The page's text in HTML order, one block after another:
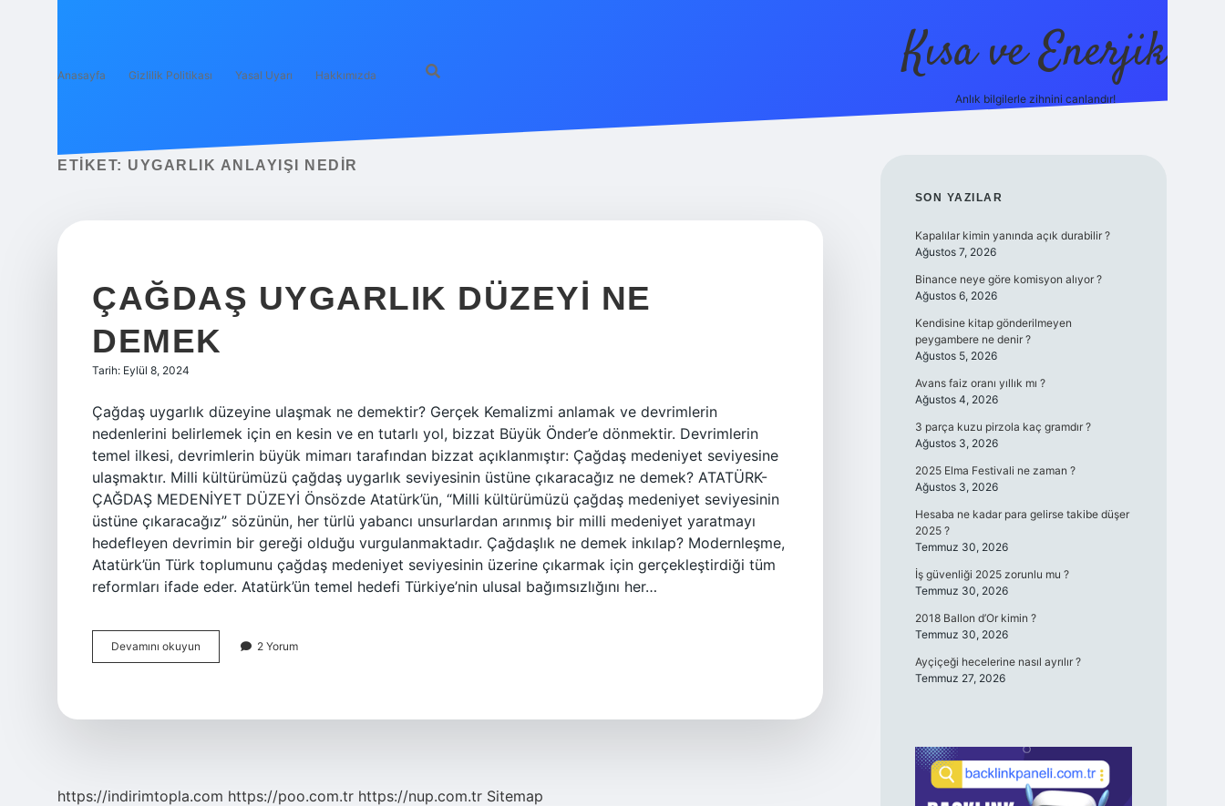
Anasayfa Gizlilik Politikası Yasal Uyarı Hakkımızda Kısa ve Enerjik
Anlık bilgilerle zihnini canlandır!
ETIKET: UYGARLIK ANLAYIŞI NEDIR
ÇAĞDAŞ UYGARLIK DÜZEYI NE
DEMEK
Tarih: Eylül 8, 2024
Çağdaş uygarlık düzeyine ulaşmak ne demektir? Gerçek Kemalizmi anlamak ve devrimlerin
nedenlerini belirlemek için en kesin ve en tutarlı yol, bizzat Büyük Önder’e dönmektir. Devrimlerin
temel ilkesi, devrimlerin büyük mimarı tarafından bizzat açıklanmıştır: Çağdaş medeniyet seviyesine
ulaşmaktır. Milli kültürümüzü çağdaş uygarlık seviyesinin üstüne çıkaracağız ne demek? ATATÜRK-
ÇAĞDAŞ MEDENİYET DÜZEYİ Önsözde Atatürk’ün, “Milli kültürümüzü çağdaş medeniyet seviyesinin
üstüne çıkaracağız” sözünün, her türlü yabancı unsurlardan arınmış bir milli medeniyet yaratmayı
hedefleyen devrimin bir gereği olduğu vurgulanmaktadır. Çağdaşlık ne demek inkılap? Modernleşme,
Atatürk’ün Türk toplumunu çağdaş medeniyet seviyesinin üzerine çıkarmak için gerçekleştirdiği tüm
reformları ifade eder. Atatürk’ün temel hedefi Türkiye’nin ulusal bağımsızlığını her…
Devamını okuyun
Uygarlık
2 Yorum
https://indirimtopla.com https://poo.com.tr https://nup.com.tr Sitemap
SIDEBAR
SON YAZILAR
Kapalılar kimin yanında açık durabilir ?
Ağustos 7, 2026
Binance neye göre komisyon alıyor ?
Ağustos 6, 2026
Kendisine kitap gönderilmeyen
peygambere ne denir ?
Ağustos 5, 2026
Avans faiz oranı yıllık mı ?
Ağustos 4, 2026
3 parça kuzu pirzola kaç gramdır ?
Ağustos 3, 2026
2025 Elma Festivali ne zaman ?
Ağustos 3, 2026
Hesaba ne kadar para gelirse takibe düşer
2025 ?
Temmuz 30, 2026
İş güvenliği 2025 zorunlu mu ?
Temmuz 30, 2026
2018 Ballon d’Or kimin ?
Temmuz 30, 2026
Ayçiçeği hecelerine nasıl ayrılır ?
Temmuz 27, 2026